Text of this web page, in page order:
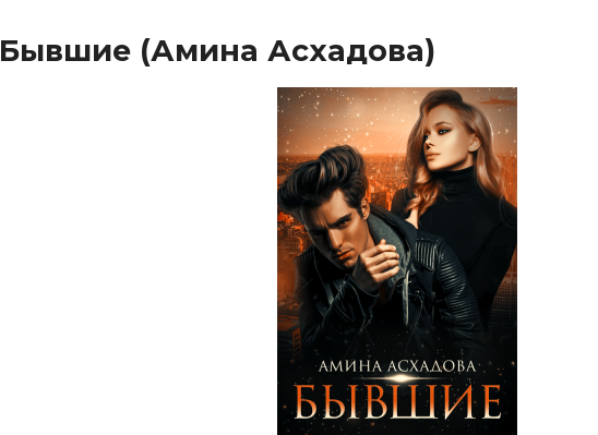
Бывшие (Амина Асхадова)